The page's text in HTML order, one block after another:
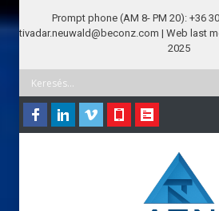
Prompt phone (AM 8- PM 20): +36
tivadar.neuwald@beconz.com | Web last
2025